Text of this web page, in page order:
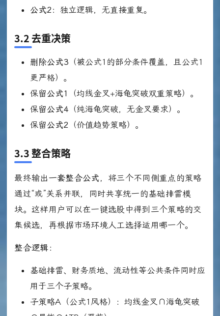
公式2：独立逻辑，无直接重复。
3.2 去重决策
删除公式3 （被公式1的部分条件覆盖，且公式1
更严格）。
保留公式1
（均线金叉+海龟突破双重策略）。
保留公式4 （纯海龟突破，无金叉要求）。
保留公式2 （价值趋势策略）。
3.3 整合策略
最终输出 一套整合公式，将三个不同侧重点的策略
通过“或”关系并联，同时共享统一的基础排雷模
块。这样用户可以在一键选股中得到三个策略的交
集候选，再根据市场环境人工选择适用哪一个。
整合逻辑 ：
基础排雷、财务质地、流动性等公共条件同时应
用于三个子策略。
子策略A（公式1风格）：均线金叉∩海龟突破